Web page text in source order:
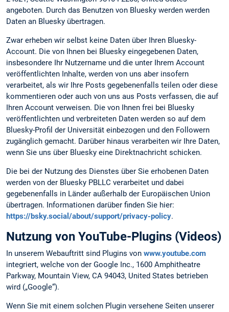
angeboten. Durch das Benutzen von Bluesky werden werden
Daten an Bluesky übertragen.
Zwar erheben wir selbst keine Daten über Ihren Bluesky-
Account. Die von Ihnen bei Bluesky eingegebenen Daten,
insbesondere Ihr Nutzername und die unter Ihrem Account
veröffentlichten Inhalte, werden von uns aber insofern
verarbeitet, als wir Ihre Posts gegebenenfalls teilen oder diese
kommentieren oder auch von uns aus Posts verfassen, die auf
Ihren Account verweisen. Die von Ihnen frei bei Bluesky
veröffentlichten und verbreiteten Daten werden so auf dem
Bluesky-Profil der Universität einbezogen und den Followern
zugänglich gemacht. Darüber hinaus verarbeiten wir Ihre Daten,
wenn Sie uns über Bluesky eine Direktnachricht schicken.
Die bei der Nutzung des Dienstes über Sie erhobenen Daten
werden von der Bluesky PBLLC verarbeitet und dabei
gegebenenfalls in Länder außerhalb der Europäischen Union
übertragen. Informationen darüber finden Sie hier:
https://bsky.social/about/support/privacy-policy.
Nutzung von YouTube-Plugins (Videos)
In unserem Webauftritt sind Plugins von www.youtube.com
integriert, welche von der Google Inc., 1600 Amphitheatre
Parkway, Mountain View, CA 94043, United States betrieben
wird („Google“).
Wenn Sie mit einem solchen Plugin versehene Seiten unserer